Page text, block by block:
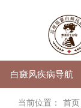
白癜风疾病导航
当前位置： 首页